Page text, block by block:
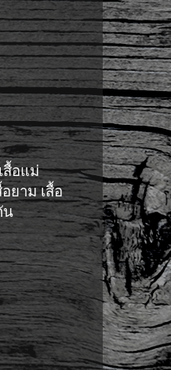
สื้อแม่
อยามเสื้อ
น